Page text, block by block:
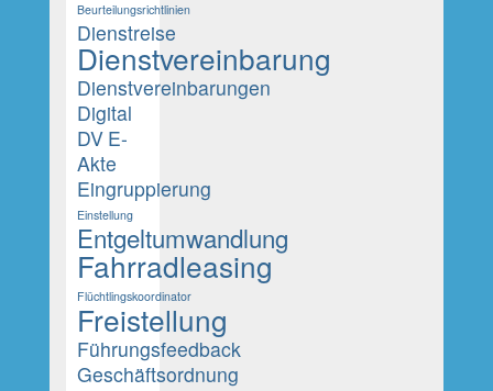
Beurteilungsrichtlinien
Dienstreise
Dienstvereinbarung
Dienstvereinbarungen
Digital
DV E-
Akte
Eingruppierung
Einstellung
Entgeltumwandlung
Fahrradleasing
Flüchtlingskoordinator
Freistellung
Führungsfeedback
Geschäftsordnung